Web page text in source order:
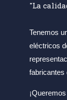
"La
Tenemos
eléctricos
fabricantes